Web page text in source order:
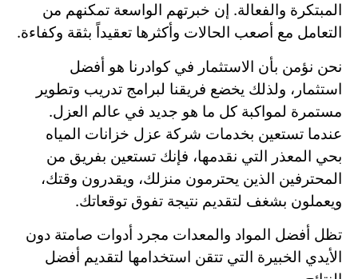
المبتكرة والفعالة. إن خبرتهم الواسعة تمكنهم من
التعامل مع أصعب الحالات وأكثرها تعقيداً بثقة وكفاءة.
نحن نؤمن بأن الاستثمار في كوادرنا هو أفضل
استثمار، ولذلك يخضع فريقنا لبرامج تدريب وتطوير
مستمرة لمواكبة كل ما هو جديد في عالم العزل.
عندما تستعين بخدمات شركة عزل خزانات المياه
بحي المعذر التي نقدمها، فإنك تستعين بفريق من
المحترفين الذين يحترمون منزلك، ويقدرون وقتك،
ويعملون بشغف لتقديم نتيجة تفوق توقعاتك.
تظل أفضل المواد والمعدات مجرد أدوات صامتة دون
الأيدي الخبيرة التي تتقن استخدامها لتقديم أفضل